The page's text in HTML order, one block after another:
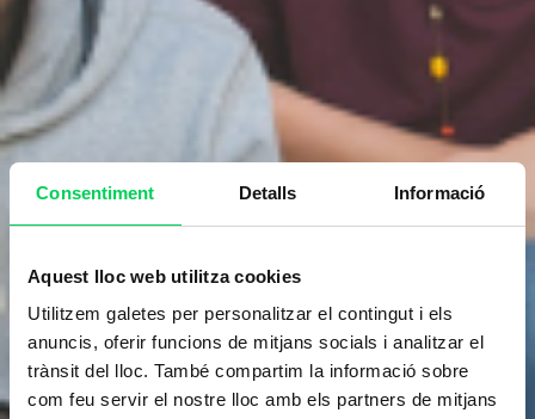
Consentiment Detalls Informació
Aquest lloc web utilitza cookies
Utilitzem galetes per personalitzar el contingut i els
anuncis, oferir funcions de mitjans socials i analitzar el
trànsit del lloc. També compartim la informació sobre
com feu servir el nostre lloc amb els partners de mitjans